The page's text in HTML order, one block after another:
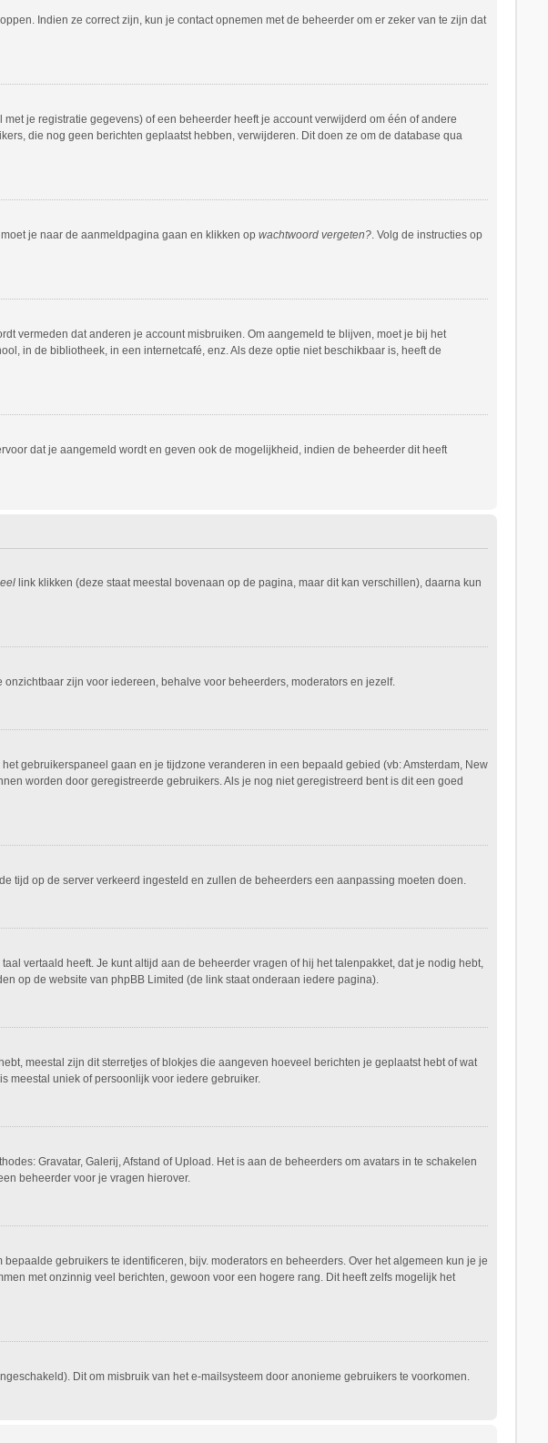
Indien ze correct zijn, kun je contact opnemen met de beheerder om er zeker van te zijn dat
je registratie gegevens) of een beheerder heeft je account verwijderd om één of andere
die nog geen berichten geplaatst hebben, verwijderen. Dit doen ze om de database qua
je naar de aanmeldpagina gaan en klikken op wachtwoord vergeten?. Volg de instructies op
vermeden dat anderen je account misbruiken. Om aangemeld te blijven, moet je bij het
in de bibliotheek, in een internetcafé, enz. Als deze optie niet beschikbaar is, heeft de
dat je aangemeld wordt en geven ook de mogelijkheid, indien de beheerder dit heeft
link klikken (deze staat meestal bovenaan op de pagina, maar dit kan verschillen), daarna kun
onzichtbaar zijn voor iedereen, behalve voor beheerders, moderators en jezelf.
gebruikerspaneel gaan en je tijdzone veranderen in een bepaald gebied (vb: Amsterdam, New
worden door geregistreerde gebruikers. Als je nog niet geregistreerd bent is dit een goed
tijd op de server verkeerd ingesteld en zullen de beheerders een aanpassing moeten doen.
vertaald heeft. Je kunt altijd aan de beheerder vragen of hij het talenpakket, dat je nodig hebt,
op de website van phpBB Limited (de link staat onderaan iedere pagina).
meestal zijn dit sterretjes of blokjes die aangeven hoeveel berichten je geplaatst hebt of wat
meestal uniek of persoonlijk voor iedere gebruiker.
Gravatar, Galerij, Afstand of Upload. Het is aan de beheerders om avatars in te schakelen
beheerder voor je vragen hierover.
gebruikers te identificeren, bijv. moderators en beheerders. Over het algemeen kun je je
met onzinnig veel berichten, gewoon voor een hogere rang. Dit heeft zelfs mogelijk het
Dit om misbruik van het e-mailsysteem door anonieme gebruikers te voorkomen.